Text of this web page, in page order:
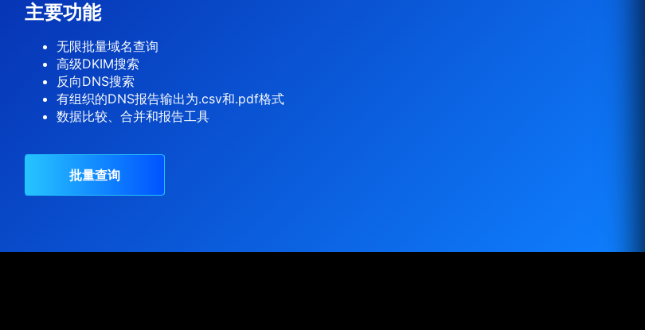
主要功能
无限批量域名查询
高级DKIM搜索
反向DNS搜索
有组织的DNS报告输出为.csv和.pdf格式
数据比较、合并和报告工具
批量查询